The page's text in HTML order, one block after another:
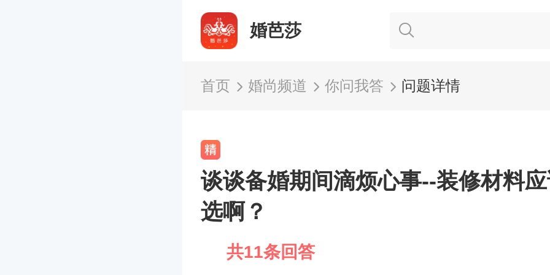
婚芭莎
首页 婚尚频道 你问我答 问题详情
谈谈备婚期间滴烦心事--装修材料
选啊？
共11条回答